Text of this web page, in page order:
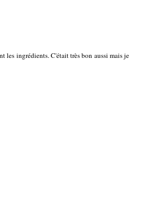
les ingrédients. C'était très bon aussi mais je